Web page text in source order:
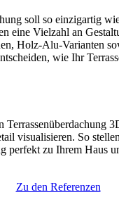
soll so einzigartig
eine Vielzahl an
Holz-Alu-Varianten
wie Ihr
Terrassenüberdachung
visualisieren. So
perfekt zu Ihrem Haus
Zu den Referenzen